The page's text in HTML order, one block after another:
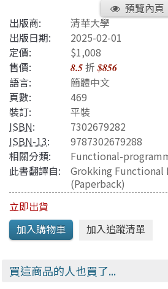
預覽內頁
出版商:
清華大學
出版日期:
2025-02-01
定價:
$1,008
售價:
8.5折$856
語言:
簡體中文
頁數:
469
裝訂:
平裝
ISBN:
7302679282
ISBN-13:
9787302679288
相關分類:
Functional-
此書翻譯自:
Grokking Functional
(Paperback)
立即出貨
買這商品的人也買了...